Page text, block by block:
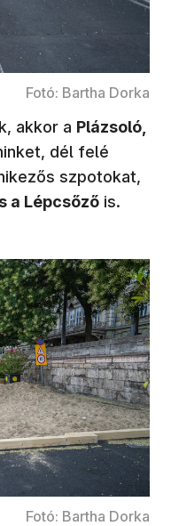
Fotó: Bartha Dorka
akkor a Plázsoló,
dél felé
szpotokat,
a Lépcsőző is.
Fotó: Bartha Dorka